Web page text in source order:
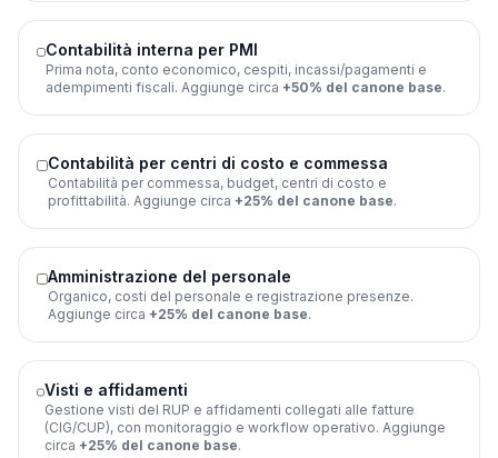
Contabilità interna per PMI
Prima nota, conto economico, cespiti, incassi/pagamenti e
adempimenti fiscali. Aggiunge circa+50% del canone base.
Contabilità per centri di costo e commessa
Contabilità per commessa, budget, centri di costo e
profittabilità. Aggiunge circa +25% del canone base.
Amministrazione del personale
Organico, costi del personale e registrazione presenze.
Aggiunge circa+25% del canone base.
Visti e affidamenti
Gestione visti del RUP e affidamenti collegati alle fatture
(CIG/CUP), con monitoraggio e workflow operativo. Aggiunge
circa +25% del canone base.